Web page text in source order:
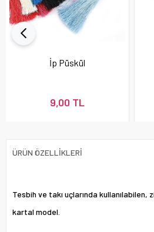
İp Püskül
9,00 TL
ÜRÜN ÖZELLIKLERI
Tesbih ve takı uçlarında kullanılabilen,
kartal model.